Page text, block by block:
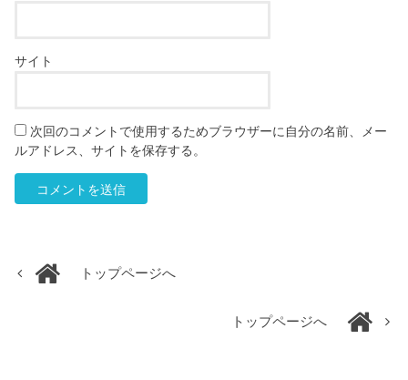
サイト
次回のコメントで使用するためブラウザーに自分の名前、メー
ルアドレス、サイトを保存する。
トップページへ
トップページへ